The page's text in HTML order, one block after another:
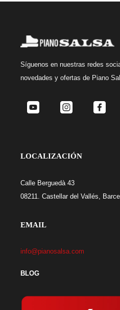
Síguenos en nuestras redes
novedades y ofertas de Piano
LOCALIZACIÓN
Calle Berguedà 43
08211. Castellar del Vallés,
EMAIL
info@pianosalsa.com
BLOG